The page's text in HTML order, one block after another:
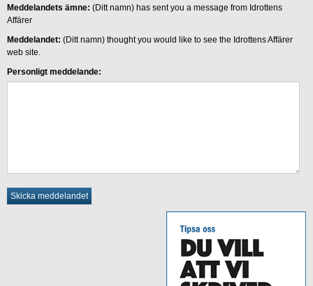
Meddelandets ämne: (Ditt namn) has sent you a message from Idrottens
Affärer
Meddelandet: (Ditt namn) thought you would like to see the Idrottens Affärer
web site.
Personligt meddelande: